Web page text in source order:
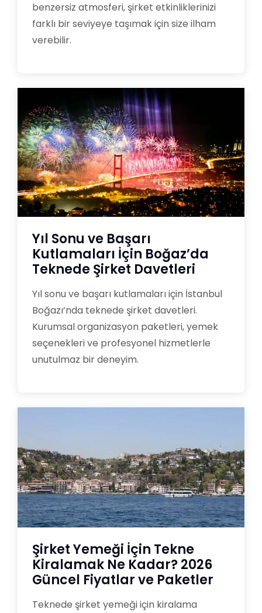
benzersiz atmosferi, şirket etkinliklerinizi
farklı bir seviyeye taşımak için size ilham
verebilir.
Yıl Sonu ve Başarı
Kutlamaları İçin Boğaz’da
Teknede Şirket Davetleri
Yıl sonu ve başarı kutlamaları için İstanbul
Boğazı’nda teknede şirket davetleri.
Kurumsal organizasyon paketleri, yemek
seçenekleri ve profesyonel hizmetlerle
unutulmaz bir deneyim.
Şirket Yemeği İçin Tekne
Kiralamak Ne Kadar? 2026
Güncel Fiyatlar ve Paketler
Teknede şirket yemeği için kiralama